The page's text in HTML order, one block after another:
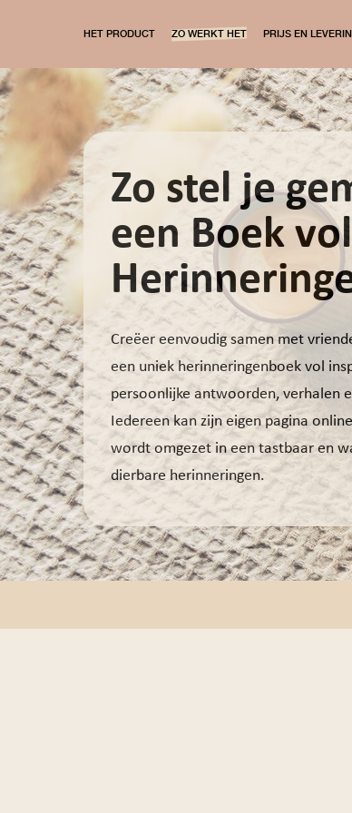
HET PRODUCT ZO WERKT HET PRIJS EN
';
Zo stel je
een Boek vol
Creëer eenvoudig samen met
een uniek herinneringenboek vol
persoonlijke antwoorden, verhalen
Iedereen kan zijn eigen pagina
wordt omgezet in een tastbaar en
dierbare herinneringen.